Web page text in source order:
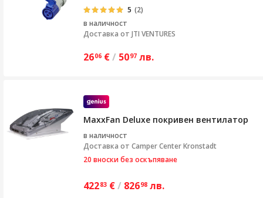
5 (2)
в наличност
Доставка от JTI VENTURES
2606 €/ 5097 лв.
MaxxFan Deluxe покривен вентилатор
в наличност
Доставка от Camper Center Kronstadt
20 вноски без оскъпяване
42283 €/ 82698 лв.